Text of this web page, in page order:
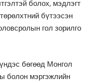
болох, мэдлэгт
бүтээсэн
гол зорилго
бөгөөд Монгол
болон мэргэжлийн